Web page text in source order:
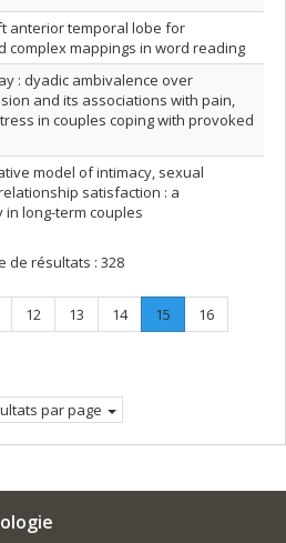
anterior temporal lobe for
complex mappings in word reading
: dyadic ambivalence over
and its associations with pain,
in couples coping with provoked
model of intimacy, sexual
satisfaction : a
long-term couples
de résultats : 328
Page
12 Page
13 Page
14 Page
15
Page
Page
16
par page